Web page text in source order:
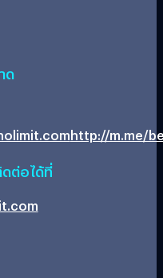
ด
http://m.me/
ต่อได้ที่